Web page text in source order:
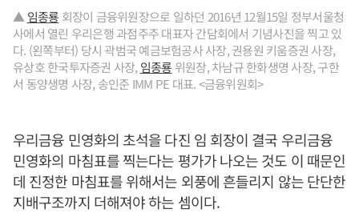
▲ 임종룡 회장이 금융위원장으로 일하던 2016년 12월15일 정부서울청
사에서 열린 우리은행 과점주주 대표자 간담회에서 기념사진을 찍고 있
다. (왼쪽부터) 당시 곽범국 예금보험공사 사장, 권용원 키움증권 사장,
유상호 한국투자증권 사장, 임종룡 위원장, 차남규 한화생명 사장, 구한
서 동양생명 사장, 송인준 IMM PE 대표. <금융위원회>
우리금융 민영화의 초석을 다진 임 회장이 결국 우리금융
민영화의 마침표를 찍는다는 평가가 나오는 것도 이 때문인
데 진정한 마침표를 위해서는 외풍에 흔들리지 않는 단단한
지배구조까지 더해져야 하는 셈이다.